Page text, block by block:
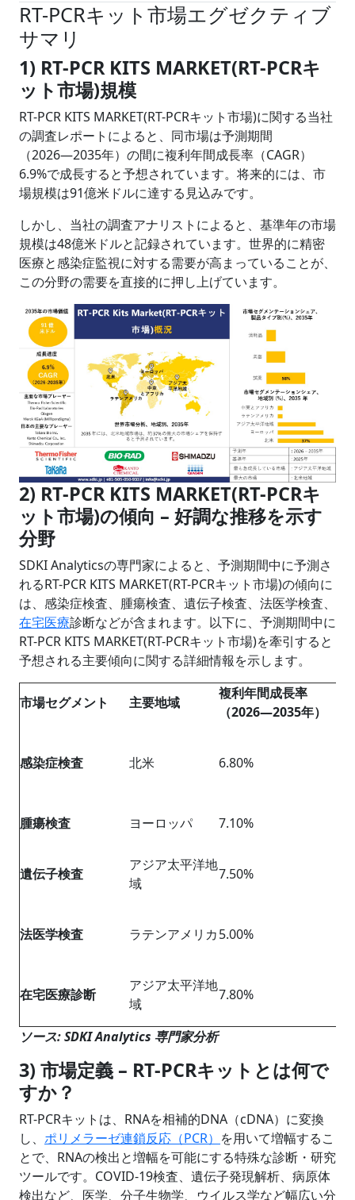
RT-PCRキット市場エグゼクティブ
サマリ
1) RT-PCR KITS MARKET(RT-PCRキ
ット市場)規模
RT-PCR KITS MARKET(RT-PCRキット市場)に関する当社
の調査レポートによると、同市場は予測期間
（2026―2035年）の間に複利年間成長率（CAGR）
6.9%で成長すると予想されています。将来的には、市
場規模は91億米ドルに達する見込みです。
しかし、当社の調査アナリストによると、基準年の市場
規模は48億米ドルと記録されています。世界的に精密
医療と感染症監視に対する需要が高まっていることが、
この分野の需要を直接的に押し上げています。
2) RT-PCR KITS MARKET(RT-PCRキ
ット市場)の傾向 – 好調な推移を示す
分野
SDKI Analyticsの専門家によると、予測期間中に予測さ
れるRT-PCR KITS MARKET(RT-PCRキット市場)の傾向に
は、感染症検査、腫瘍検査、遺伝子検査、法医学検査、
在宅医療診断などが含まれます。以下に、予測期間中に
RT-PCR KITS MARKET(RT-PCRキット市場)を牽引すると
予想される主要傾向に関する詳細情報を示します。
市場セグメント 主要地域
複利年間成長率
（2026―2035年）
感染症検査 北米 6.80%
腫瘍検査 ヨーロッパ 7.10%
遺伝子検査
アジア太平洋地
域
7.50%
法医学検査 ラテンアメリカ5.00%
在宅医療診断
アジア太平洋地
域
7.80%
ソース: SDKI Analytics 専門家分析
3) 市場定義 – RT-PCRキットとは何で
すか？
RT-PCRキットは、RNAを相補的DNA（cDNA）に変換
し、 ポリメラーゼ連鎖反応（PCR） を用いて増幅するこ
とで、RNAの検出と増幅を可能にする特殊な診断・研究
ツールです。COVID-19検査、遺伝子発現解析、病原体
検出など、医学、分子生物学、ウイルス学など幅広い分